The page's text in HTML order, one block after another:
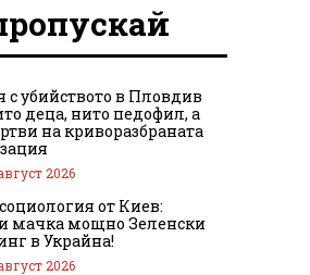
с убийството в Пловдив
деца, нито педофил, а
на криворазбраната
2026
от Киев:
мачка мощно Зеленски
в Украйна!
2026